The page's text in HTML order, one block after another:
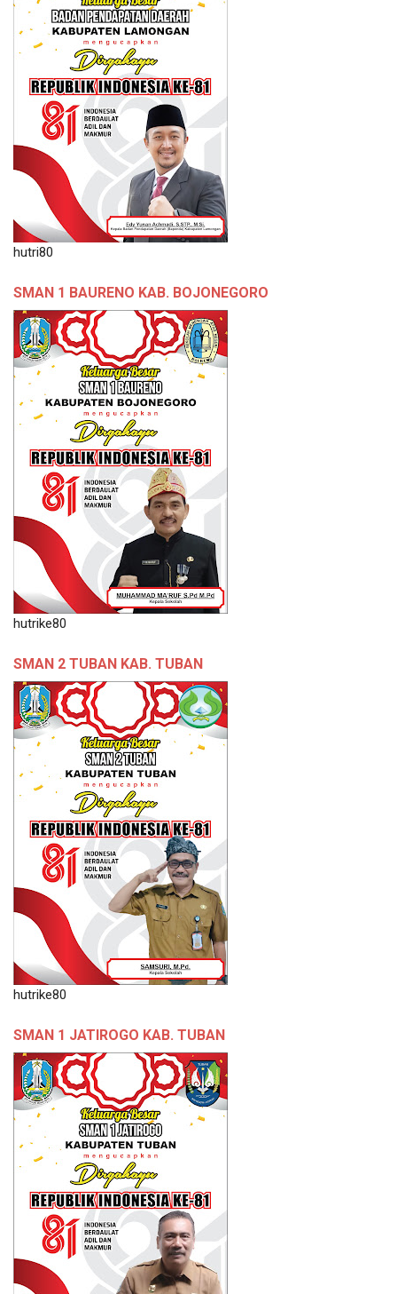
hutri80
SMAN 1 BAURENO KAB. BOJONEGORO
hutrike80
SMAN 2 TUBAN KAB. TUBAN
hutrike80
SMAN 1 JATIROGO KAB. TUBAN